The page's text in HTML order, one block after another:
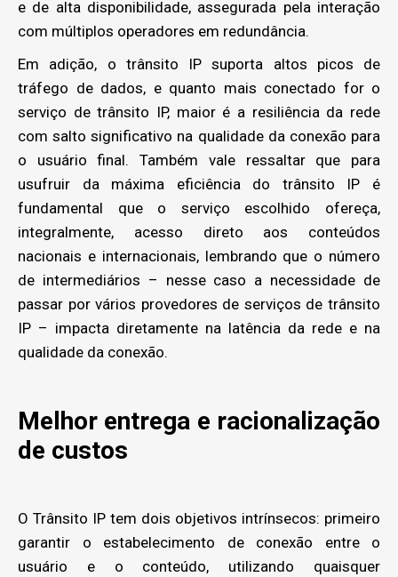
e de alta disponibilidade, assegurada pela interação
com múltiplos operadores em redundância.
Em adição, o trânsito IP suporta altos picos de
tráfego de dados, e quanto mais conectado for o
serviço de trânsito IP, maior é a resiliência da rede
com salto significativo na qualidade da conexão para
o usuário final. Também vale ressaltar que para
usufruir da máxima eficiência do trânsito IP é
fundamental que o serviço escolhido ofereça,
integralmente, acesso direto aos conteúdos
nacionais e internacionais, lembrando que o número
de intermediários – nesse caso a necessidade de
passar por vários provedores de serviços de trânsito
IP – impacta diretamente na latência da rede e na
qualidade da conexão.
Melhor entrega e racionalização
de custos
O Trânsito IP tem dois objetivos intrínsecos: primeiro
garantir o estabelecimento de conexão entre o
usuário e o conteúdo, utilizando quaisquer